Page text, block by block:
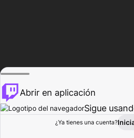
Explorar
Abrir en aplicación
Sigue
¿Ya tienes una cuenta?